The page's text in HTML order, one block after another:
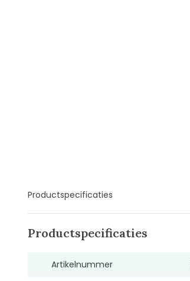
Productspecificaties
Productspecificaties
Artikelnummer